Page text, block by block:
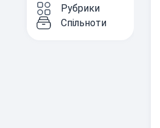
Рубрики
Спільноти